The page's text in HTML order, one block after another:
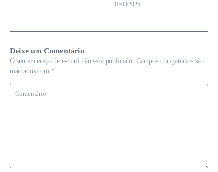
10/08/2026
Deixe um Comentário
O seu endereço de e-mail não será publicado. Campos obrigatórios são
marcados com *